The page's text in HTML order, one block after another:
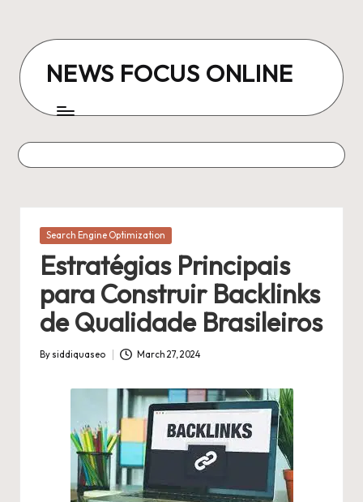
content
NEWS FOCUS ONLINE
Posted
Search Engine Optimization
Estratégias Principais
para Construir Backlinks
de Qualidade Brasileiros
Posted
By siddiquaseo March 27, 2024